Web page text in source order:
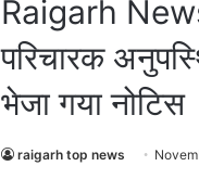
Raigarh
परिचारक
भेजा गया नोटिस
raigarh top news